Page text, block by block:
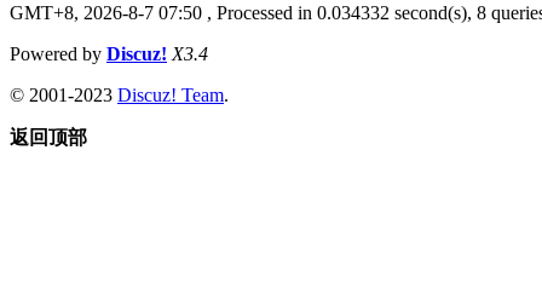
GMT+8, 2026-8-7 07:50 , Processed in 0.034332 second(s), 8
Powered by Discuz! X3.4
© 2001-2023 Discuz! Team.
返回顶部